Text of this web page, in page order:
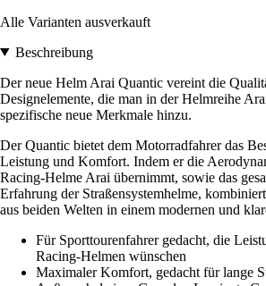
Alle Varianten ausverkauft
Beschreibung
Der neue Helm Arai Quantic vereint die
Designelemente, die man in der Helmreihe
spezifische neue Merkmale hinzu.
Der Quantic bietet dem Motorradfahrer das
Leistung und Komfort. Indem er die
Racing-Helme Arai übernimmt, sowie das
Erfahrung der Straßensystemhelme,
aus beiden Welten in einem modernen und
Für Sporttourenfahrer gedacht, die
Racing-Helmen wünschen
Maximaler Komfort, gedacht für lange